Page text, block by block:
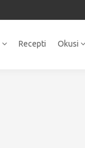
Recepti Okusi